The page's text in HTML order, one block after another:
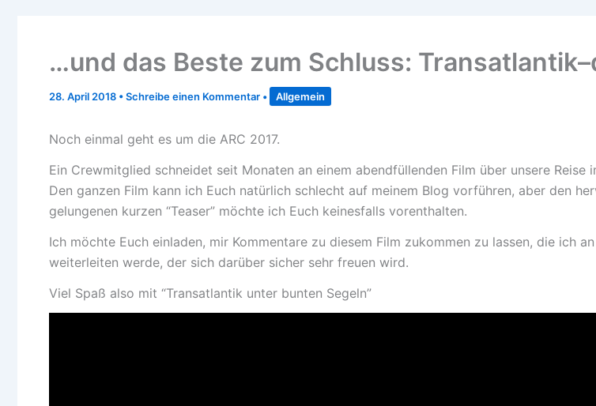
…und das Beste zum Schluss:
28. April 2018 •Schreibe einen Kommentar • Allgemein
Noch einmal geht es um die ARC 2017.
Ein Crewmitglied schneidet seit Monaten an einem abendfüllenden Film über unsere Reise
Den ganzen Film kann ich Euch natürlich schlecht auf meinem Blog vorführen, aber den
gelungenen kurzen “Teaser” möchte ich Euch keinesfalls vorenthalten.
Ich möchte Euch einladen, mir Kommentare zu diesem Film zukommen zu lassen, die ich
weiterleiten werde, der sich darüber sicher sehr freuen wird.
Viel Spaß also mit “Transatlantik unter bunten Segeln”